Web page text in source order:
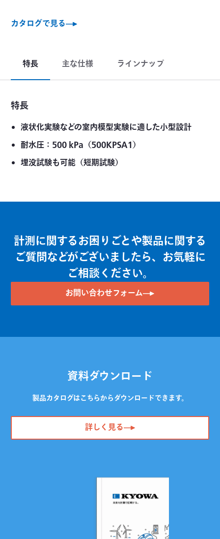
カタログで見る
特長 主な仕様 ラインナップ
特長
液状化実験などの室内模型実験に適した小型設計
耐水圧：500 kPa（500KPSA1）
埋没試験も可能（短期試験）
計測に関するお困りごとや製品に関する
ご質問などがございましたら、お気軽に
ご相談ください。
お問い合わせフォーム
資料ダウンロード
製品カタログはこちらからダウンロードできます。
詳しく見る